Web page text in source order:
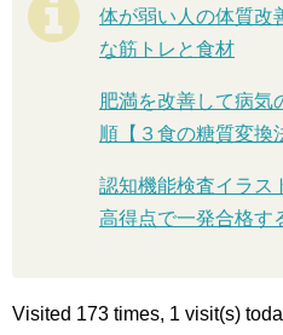
体が弱い人の体質改
な筋トレと食材
肥満を改善して病気
順【３食の糖質変換
認知機能検査イラス
高得点で一発合格す
Visited 173 times, 1 visit(s)